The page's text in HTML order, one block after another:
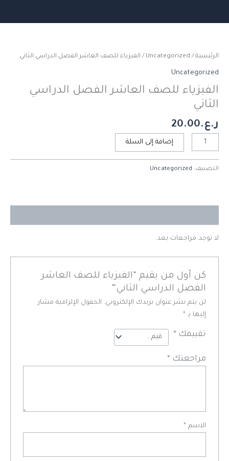
الرئيسية /
Uncategorized / الفيزياء للصف العاشر الفصل الدراسي الثاني
Uncategorized
الفيزياء للصف العاشر الفصل الدراسي
الثاني
ر.ع.20.00
للصف
الدراسي
الثاني
إضافة إلى السلة
التصنيف: Uncategorized
لا توجد مراجعات بعد.
كن أول من يقيم “الفيزياء للصف العاشر
الفصل الدراسي الثاني”
لن يتم نشر عنوان بريدك الإلكتروني. الحقول الإلزامية مشار
إليها بـ*
تقييمك*
مراجعتك*
الاسم *